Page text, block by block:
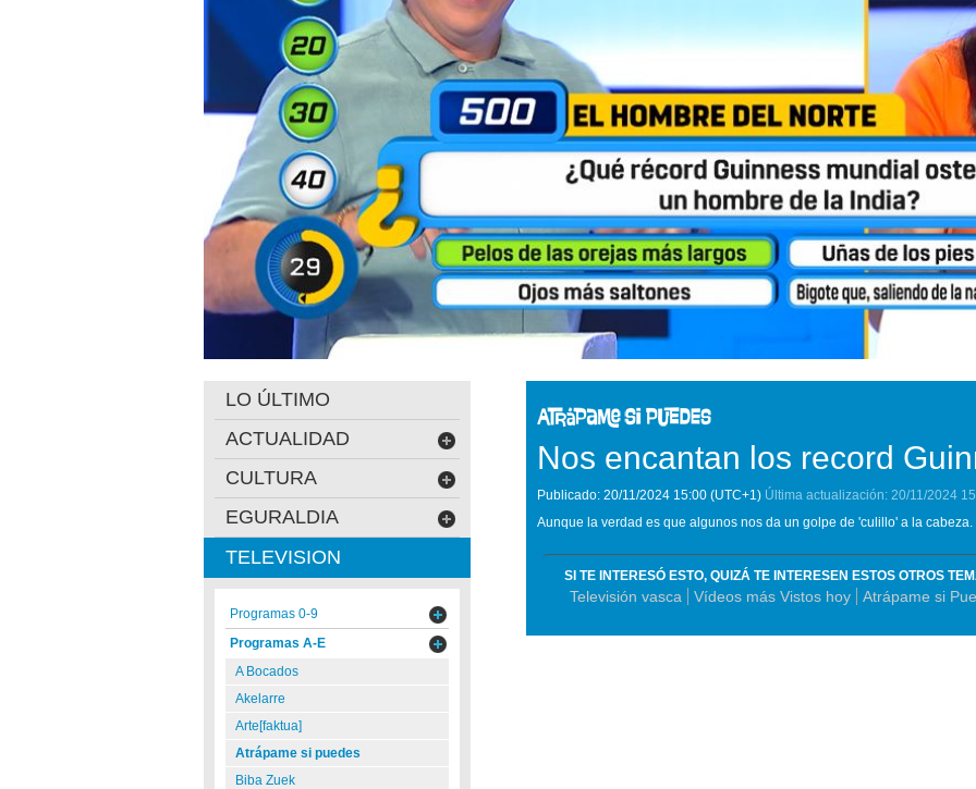
Nos encantan los record
Publicado: 20/11/2024 15:00 (UTC+1) Última actualización: 20/11/2024
Aunque la verdad es que algunos nos da un golpe de 'culillo' a la cabeza.
SI TE INTERESÓ ESTO, QUIZÁ TE INTERESEN ESTOS OTROS
Televisión vasca Vídeos más Vistos hoy Atrápame si
LO ÚLTIMO
ACTUALIDAD
CULTURA
EGURALDIA
TELEVISION
Programas 0-9
Programas A-E
A Bocados
Akelarre
Arte[faktua]
Atrápame si puedes
Biba Zuek